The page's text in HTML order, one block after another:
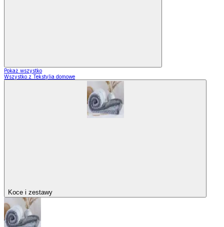
Pokaż wszystko
Wszystko z Tekstylia domowe
Koce i zestawy